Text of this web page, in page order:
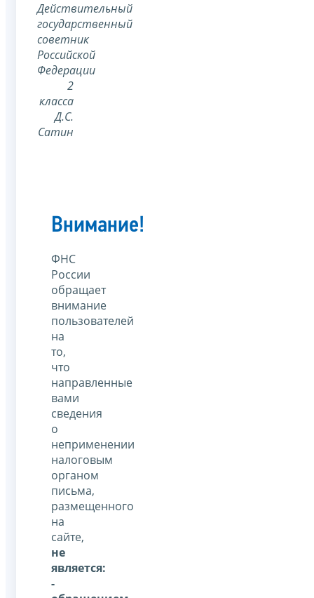
Действительный
государственный
советник
Российской
Федерации
2
класса
Д.С.
Сатин
Внимание!
ФНС
России
обращает
внимание
пользователей
на
то,
что
направленные
вами
сведения
о
неприменении
налоговым
органом
письма,
размещенного
на
сайте,
не
является:
-